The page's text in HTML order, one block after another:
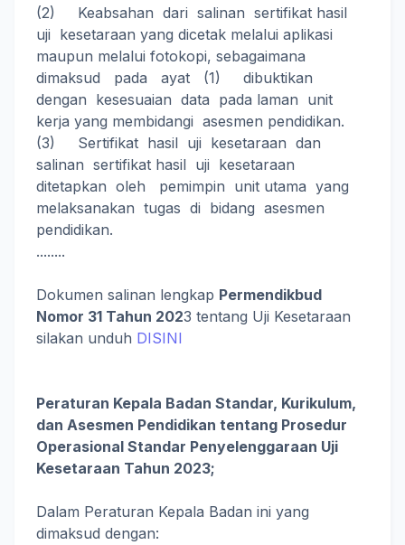
(2) Keabsahan dari salinan sertifikat hasil
uji kesetaraan yang dicetak melalui aplikasi
maupun melalui fotokopi, sebagaimana
dimaksud pada ayat (1) dibuktikan
dengan kesesuaian data pada laman unit
kerja yang membidangi asesmen pendidikan.
(3) Sertifikat hasil uji kesetaraan dan
salinan sertifikat hasil uji kesetaraan
ditetapkan oleh pemimpin unit utama yang
melaksanakan tugas di bidang asesmen
pendidikan.
........
Dokumen salinan lengkap Permendikbud
Nomor 31 Tahun 2023 tentang Uji Kesetaraan
silakan unduh DISINI
Peraturan Kepala Badan Standar, Kurikulum,
dan Asesmen Pendidikan tentang Prosedur
Operasional Standar Penyelenggaraan Uji
Kesetaraan Tahun 2023;
Dalam Peraturan Kepala Badan ini yang
dimaksud dengan: